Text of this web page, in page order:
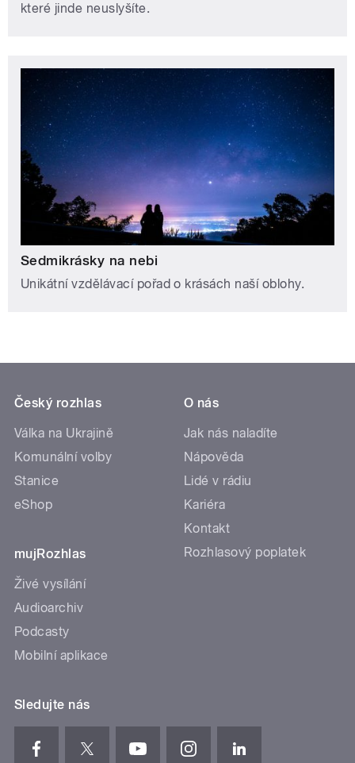
které jinde neuslyšíte.
Sedmikrásky na nebi
Unikátní vzdělávací pořad o krásách naší oblohy.
Český rozhlas
Válka na Ukrajině
Komunální volby
Stanice
eShop
mujRozhlas
Živé vysílání
Audioarchiv
Podcasty
Mobilní aplikace
O nás
Jak nás naladíte
Nápověda
Lidé v rádiu
Kariéra
Kontakt
Rozhlasový poplatek
Sledujte nás